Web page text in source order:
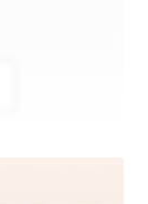
ଉଭୟ
ଅଛି।ଅର୍ଥାତ୍
ଜାତିଭିତ୍ତିକ